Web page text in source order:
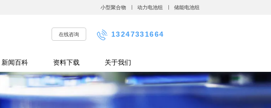
小型聚合物 动力电池组 储能电池组
在线咨询 13247331664
新闻百科 资料下载 关于我们